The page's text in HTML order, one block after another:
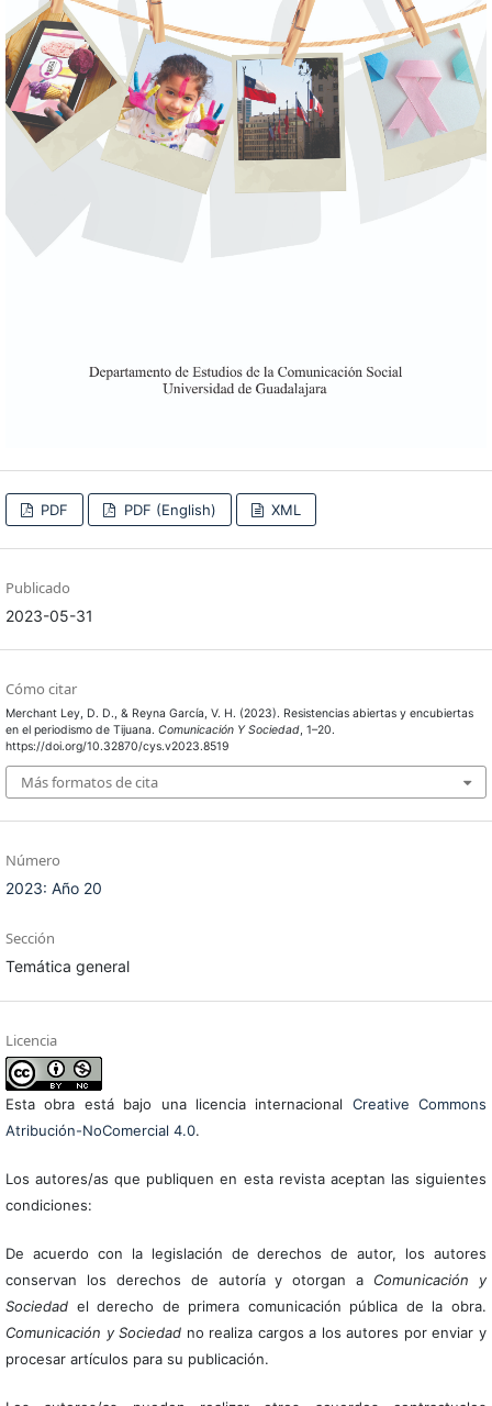
PDF PDF (English) XML
Publicado
2023-05-31
Cómo citar
Merchant Ley, D. D., & Reyna García, V. H. (2023). Resistencias abiertas y encubiertas
en el periodismo de Tijuana. Comunicación Y Sociedad, 1–20.
https://doi.org/10.32870/cys.v2023.8519
Más formatos de cita
Número
2023: Año 20
Sección
Temática general
Licencia
Esta obra está bajo una licencia internacional Creative Commons
Atribución-NoComercial 4.0.
Los autores/as que publiquen en esta revista aceptan las siguientes
condiciones:
De acuerdo con la legislación de derechos de autor, los autores
conservan los derechos de autoría y otorgan a Comunicación y
Sociedadel derecho de primera comunicación pública de la obra.
Comunicación y Sociedad no realiza cargos a los autores por enviar y
procesar artículos para su publicación.